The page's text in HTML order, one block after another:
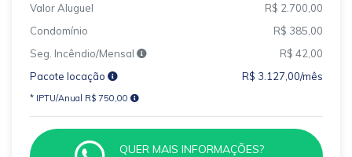
Valor Aluguel
R$ 2.700,00
Condomínio
R$ 385,00
Seg. Incêndio/Mensal
R$ 42,00
Pacote locação
R$ 3.127,00/mês
* IPTU/Anual R$ 750,00
QUER MAIS INFORMAÇÕES?